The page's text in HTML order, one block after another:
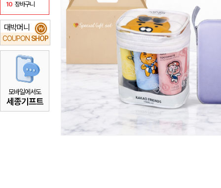
10 장바구니
대박머니
COUPON SHOP
₩
모바일에서도
세종기프트